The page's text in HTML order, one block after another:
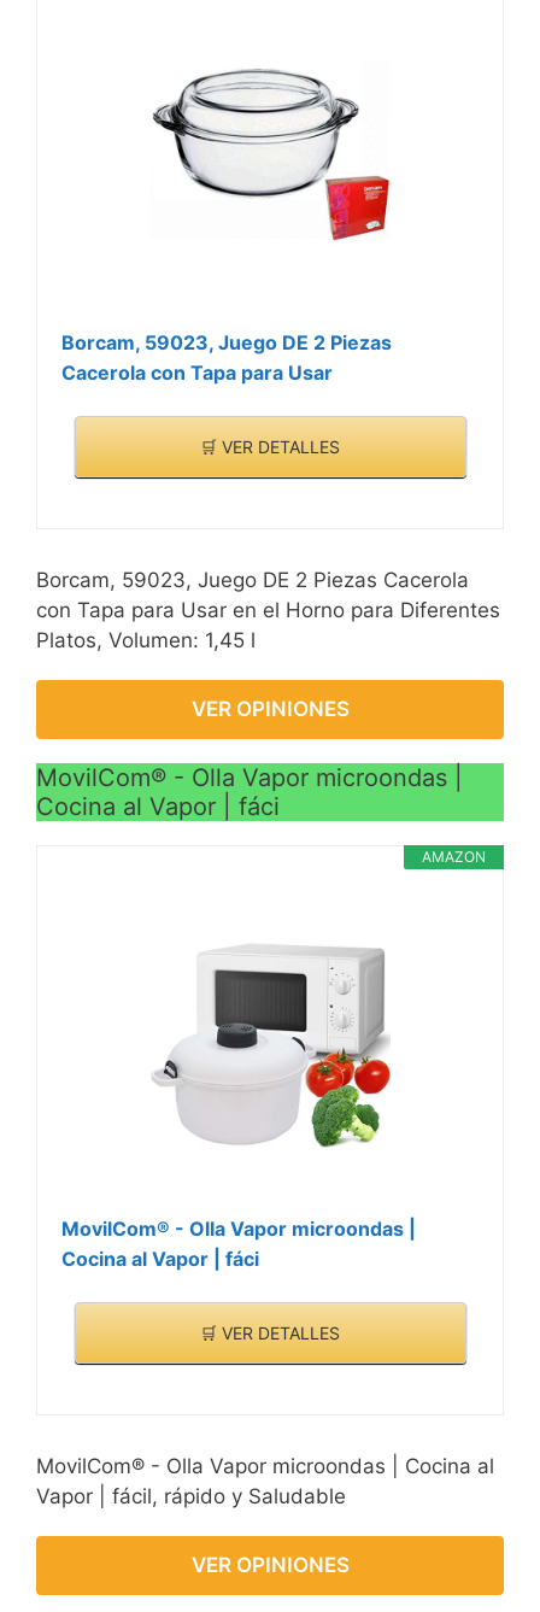
Borcam, 59023, Juego DE 2 Piezas
Cacerola con Tapa para Usar
🛒 VER DETALLES
Borcam, 59023, Juego DE 2 Piezas Cacerola
con Tapa para Usar en el Horno para Diferentes
Platos, Volumen: 1,45 l
VER OPINIONES
MovilCom® - Olla Vapor microondas |
Cocina al Vapor | fáci
AMAZON
MovilCom® - Olla Vapor microondas |
Cocina al Vapor | fáci
🛒 VER DETALLES
MovilCom® - Olla Vapor microondas | Cocina al
Vapor | fácil, rápido y Saludable
VER OPINIONES